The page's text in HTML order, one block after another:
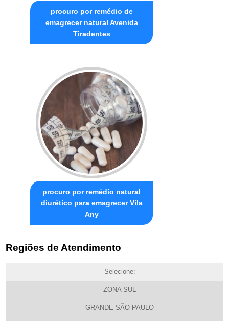
procuro por remédio de
emagrecer natural Avenida
Tiradentes
procuro por remédio natural
diurético para emagrecer Vila
Any
Regiões de Atendimento
Selecione:
ZONA SUL
GRANDE SÃO PAULO